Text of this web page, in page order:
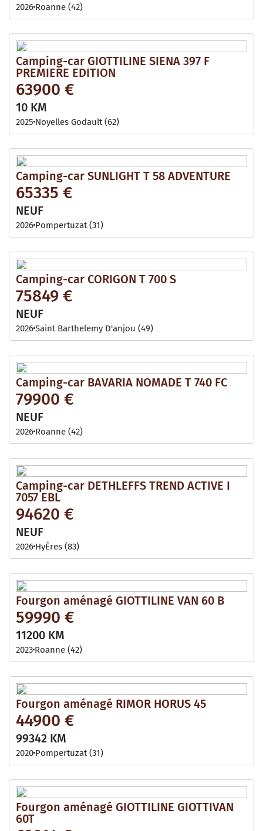
2026 Roanne (42)
Camping-car GIOTTILINE SIENA 397 F
PREMIERE EDITION
63900 €
10 KM
2025 Noyelles Godault (62)
Camping-car SUNLIGHT T 58 ADVENTURE
65335 €
NEUF
2026 Pompertuzat (31)
Camping-car CORIGON T 700 S
75849 €
NEUF
2026Saint Barthelemy D'anjou (49)
Camping-car BAVARIA NOMADE T 740 FC
79900 €
NEUF
2026 Roanne (42)
Camping-car DETHLEFFS TREND ACTIVE I
7057 EBL
94620 €
NEUF
2026 HyÈres (83)
Fourgon aménagé GIOTTILINE VAN 60 B
59990 €
11200 KM
2023 Roanne (42)
Fourgon aménagé RIMOR HORUS 45
44900 €
99342 KM
2020 Pompertuzat (31)
Fourgon aménagé GIOTTILINE GIOTTIVAN
60T